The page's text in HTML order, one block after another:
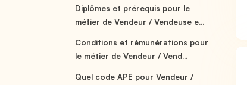
Diplômes et prérequis pour le
métier de Vendeur / Vendeuse e...
Conditions et rémunérations pour
le métier de Vendeur / Vend...
Quel code APE pour Vendeur /